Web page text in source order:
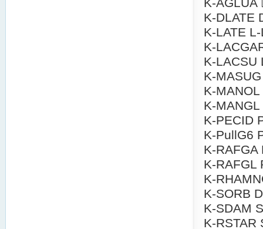
K-DLATE
K-LATE
K-
K-LACSU
K-
K-
K-
K-PECID
K-PullG6
K-
K-RAFGL
K-
K-SORB
K-SDAM
K-RSTAR